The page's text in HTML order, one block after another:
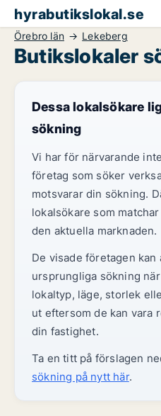
hyrabutikslokal.se
Örebro län Lekeberg
Butikslokaler
Dessa lokalsökare
sökning
Vi har för närvarande
företag som söker
motsvarar din sökning.
lokalsökare som
den aktuella marknaden.
De visade företagen kan
ursprungliga sökning
lokaltyp, läge, storlek
ut eftersom de kan vara
din fastighet.
Ta en titt på förslagen
sökning på nytt här.